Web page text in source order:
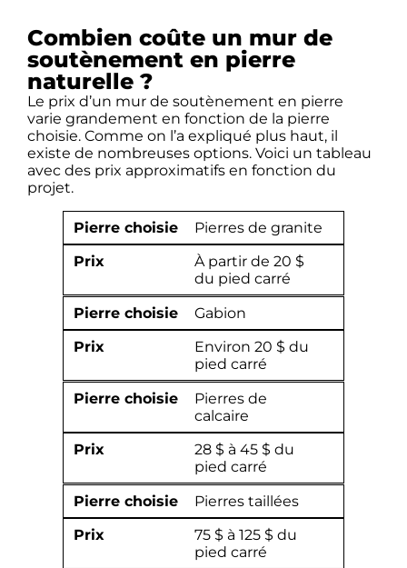
Combien coûte un mur de
soutènement en pierre
naturelle ?
Le prix d’un mur de soutènement en pierre
varie grandement en fonction de la pierre
choisie. Comme on l’a expliqué plus haut, il
existe de nombreuses options. Voici un tableau
avec des prix approximatifs en fonction du
projet.
Pierre choisie
Pierres de granite
Prix
À partir de 20 $
du pied carré
Pierre choisie
Gabion
Prix
Environ 20 $ du
pied carré
Pierre choisie
Pierres de
calcaire
Prix
28 $ à 45 $ du
pied carré
Pierre choisie
Pierres taillées
Prix
75 $ à 125 $ du
pied carré